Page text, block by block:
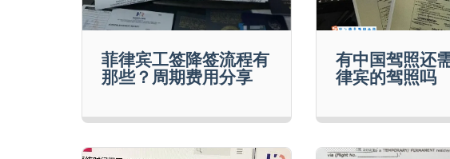
菲律宾工签降签流程有
那些？周期费用分享
有中国驾照还
律宾的驾照吗